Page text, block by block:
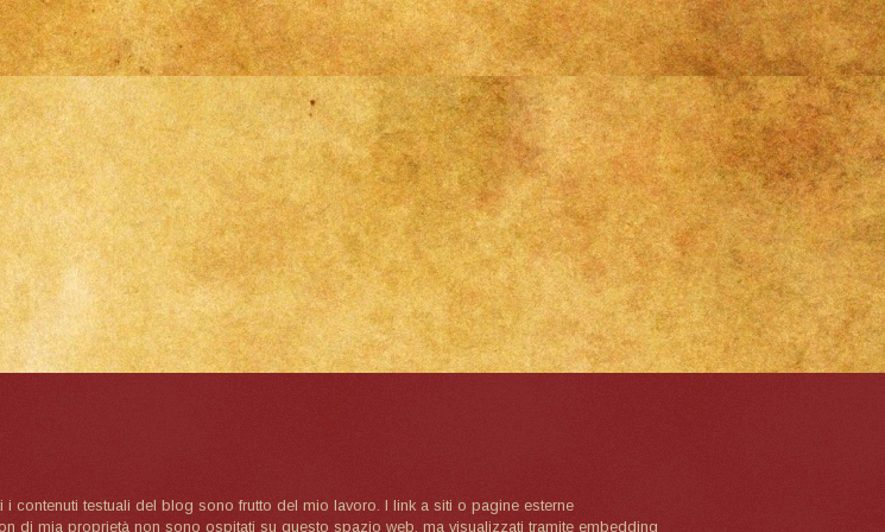
i contenuti testuali del blog sono frutto del mio lavoro. I link a siti o pagine esterne
di mia proprietà non sono ospitati su questo spazio web, ma visualizzati tramite embedding